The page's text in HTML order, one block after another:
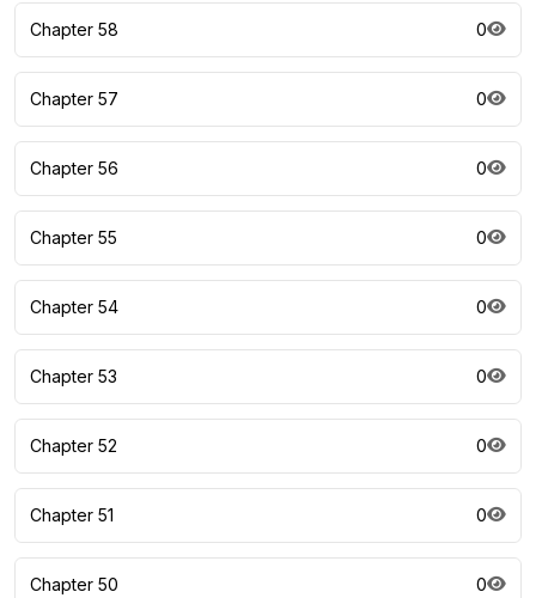
Chapter 58 0
Chapter 57 0
Chapter 56 0
Chapter 55 0
Chapter 54 0
Chapter 53 0
Chapter 52 0
Chapter 51 0
Chapter 50 0